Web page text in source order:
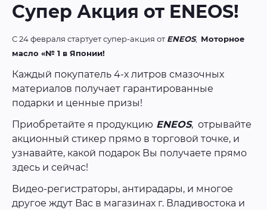
Супер Акция от ENEOS!
С 24 февраля стартует супер-акция отENEOS, Моторное
масло «№ 1 в Японии!
Каждый покупатель 4-х литров смазочных
материалов получает гарантированные
подарки и ценные призы!
Приобретайте я продукцию ENEOS, отрывайте
акционный стикер прямо в торговой точке, и
узнавайте, какой подарок Вы получаете прямо
здесь и сейчас!
Видео-регистраторы, антирадары, и многое
другое ждут Вас в магазинах г. Владивостока и